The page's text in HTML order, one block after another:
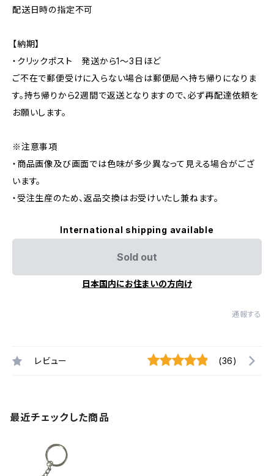
配送日時の指定不可
【納期】
・クリックポスト 発送から1〜3日ほど
ご不在で郵便受けに入らない場合は郵便局へ持ち帰りになりま
す。持ち帰りから2週間で返送となりますので、必ず再配達依頼を
お願いします。
※注意事項
・商品画像及び画面では色味が多少異なって見える場合がござ
います。
・受注生産のため、返品交換はお受けいたし兼ねます。
International shipping available
Sold out
日本国内にお住まいの方向け
通報する
レビュー (36)
最近チェックした商品